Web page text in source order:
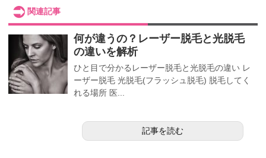
関連記事
何が違うの？レーザー脱毛と光脱毛
の違いを解析
ひと目で分かるレーザー脱毛と光脱毛の違い レ
ーザー脱毛 光脱毛(フラッシュ脱毛) 脱毛してく
れる場所 医...
記事を読む